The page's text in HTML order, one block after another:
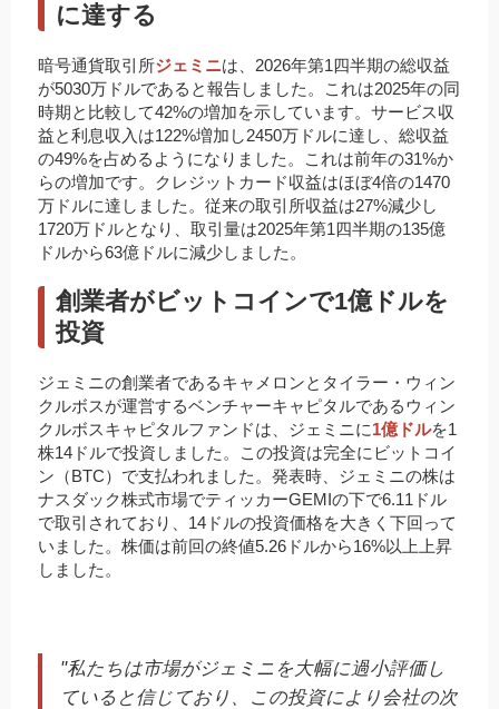
に達する
暗号通貨取引所ジェミニは、2026年第1四半期の総収益
が5030万ドルであると報告しました。これは2025年の同
時期と比較して42%の増加を示しています。サービス収
益と利息収入は122%増加し2450万ドルに達し、総収益
の49%を占めるようになりました。これは前年の31%か
らの増加です。クレジットカード収益はほぼ4倍の1470
万ドルに達しました。従来の取引所収益は27%減少し
1720万ドルとなり、取引量は2025年第1四半期の135億
ドルから63億ドルに減少しました。
創業者がビットコインで1億ドルを
投資
ジェミニの創業者であるキャメロンとタイラー・ウィン
クルボスが運営するベンチャーキャピタルであるウィン
クルボスキャピタルファンドは、ジェミニに1億ドルを1
株14ドルで投資しました。この投資は完全にビットコイ
ン（BTC）で支払われました。発表時、ジェミニの株は
ナスダック株式市場でティッカーGEMIの下で6.11ドル
で取引されており、14ドルの投資価格を大きく下回って
いました。株価は前回の終値5.26ドルから16%以上上昇
しました。
"私たちは市場がジェミニを大幅に過小評価し
ていると信じており、この投資により会社の次